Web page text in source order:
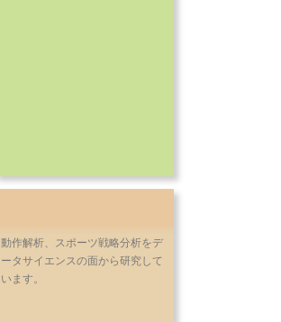
動作解析、スポーツ戦略分析をデ
ータサイエンスの面から研究して
います。